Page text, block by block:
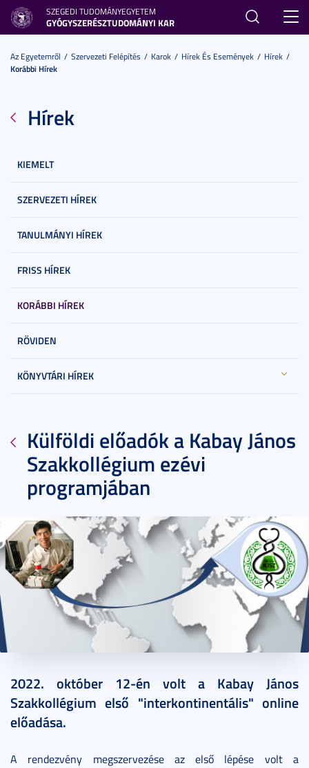
SZEGEDI TUDOMÁNYEGYETEM
GYÓGYSZERÉSZTUDOMÁNYI KAR
Az Egyetemről Szervezeti Felépítés Karok Hírek És Események
Hírek
Korábbi Hírek
Hírek
KIEMELT
SZERVEZETI HÍREK
TANULMÁNYI HÍREK
FRISS HÍREK
KORÁBBI HÍREK
RÖVIDEN
KÖNYVTÁRI HÍREK
Külföldi előadók a Kabay János
Szakkollégium ezévi
programjában
2022. október 12-én volt a Kabay János
Szakkollégium első "interkontinentális" online
előadása.
A rendezvény megszervezése az első lépése volt a